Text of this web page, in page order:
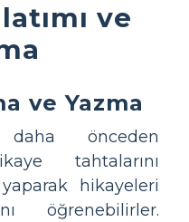
ve
ve Yazma
önceden
tahtalarını
hikayeleri
öğrenebilirler.